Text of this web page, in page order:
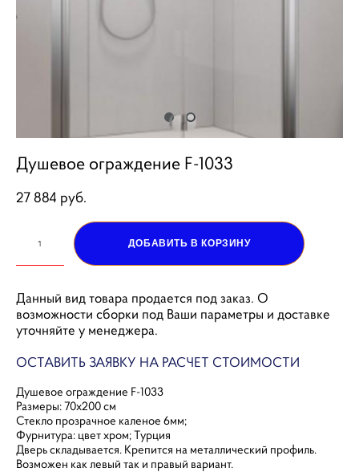
Душевое ограждение F-1033
27 884 pуб.
ДОБАВИТЬ В КОРЗИНУ
Данный вид товара продается под заказ. О
возможности сборки под Ваши параметры и доставке
уточняйте у менеджера.
ОСТАВИТЬ ЗАЯВКУ НА РАСЧЕТ СТОИМОСТИ
Душевое ограждение F-1033
Размеры: 70х200 см
Стекло прозрачное каленое 6мм;
Фурнитура: цвет хром; Турция
Дверь складывается. Крепится на металлический профиль.
Возможен как левый так и правый вариант.